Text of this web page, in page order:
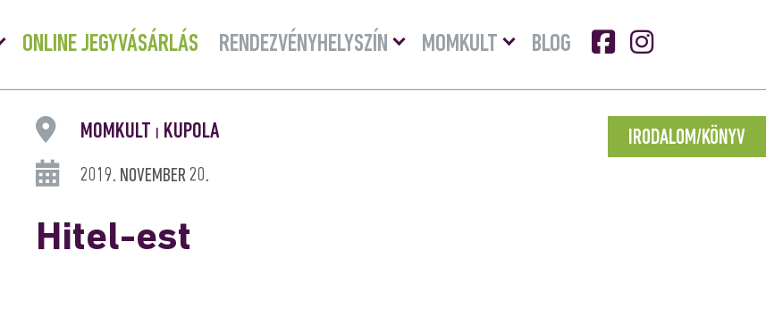
Menü
lenyitása
ONLINE JEGYVÁSÁRLÁS RENDEZVÉNYHELYSZÍN
Menü
lenyitásaMOMKULT
Menü
lenyitása
BLOG
IRODALOM/KÖNYV
MOMKULT KUPOLA
2019. NOVEMBER 20.
Hitel-est